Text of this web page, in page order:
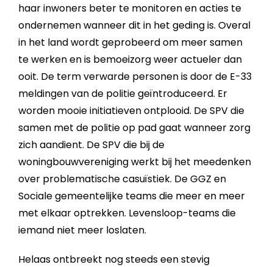
haar inwoners beter te monitoren en acties te
ondernemen wanneer dit in het geding is. Overal
in het land wordt geprobeerd om meer samen
te werken en is bemoeizorg weer actueler dan
ooit. De term verwarde personen is door de E-33
meldingen van de politie geïntroduceerd. Er
worden mooie initiatieven ontplooid. De SPV die
samen met de politie op pad gaat wanneer zorg
zich aandient. De SPV die bij de
woningbouwvereniging werkt bij het meedenken
over problematische casuïstiek. De GGZ en
Sociale gemeentelijke teams die meer en meer
met elkaar optrekken. Levensloop-teams die
iemand niet meer loslaten.
Helaas ontbreekt nog steeds een stevig